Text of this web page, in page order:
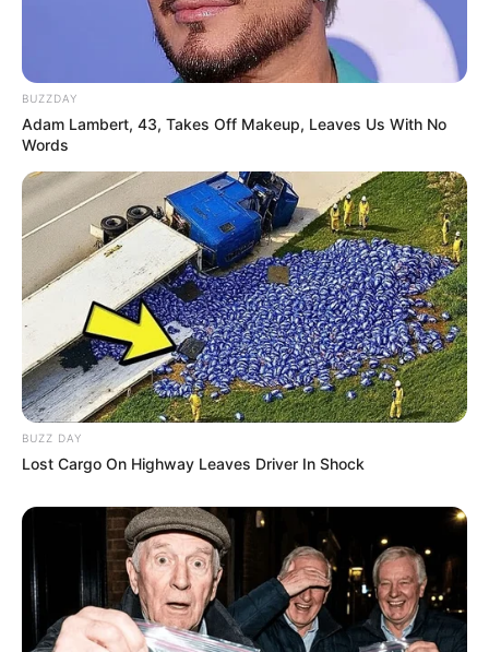
Museen und Ausstellungen siehe auch unter
beliebteste
Museen in Deutschland.
Deutsche Museen und Ausstellungen nach
Rubriken:
Auto- und Oldtimermuseen
DDR-Museen
Museen und Erinnerungsstätten der DDR-Grenze
Dinosaurierausstellungen und Urzeittiere
Eisenbahnmuseen
Filmmuseen und Filmparks
Modelleisenbahnausstellungen
Museumseisenbahnen und Dampflokfahrten
Technikmuseen und Luftfahrtausstellungen
Höhlen und Besucherbergwerke
Wilder Westen und Westernstädte
Parkanlagen mit Miniaturausstellungen
Archäologische Museen und Ausstellungen
BUZZDAY
Adam Lambert, 43, Takes Off Makeup, Leaves Us With No
Words
BUZZ DAY
Lost Cargo On Highway Leaves Driver In Shock